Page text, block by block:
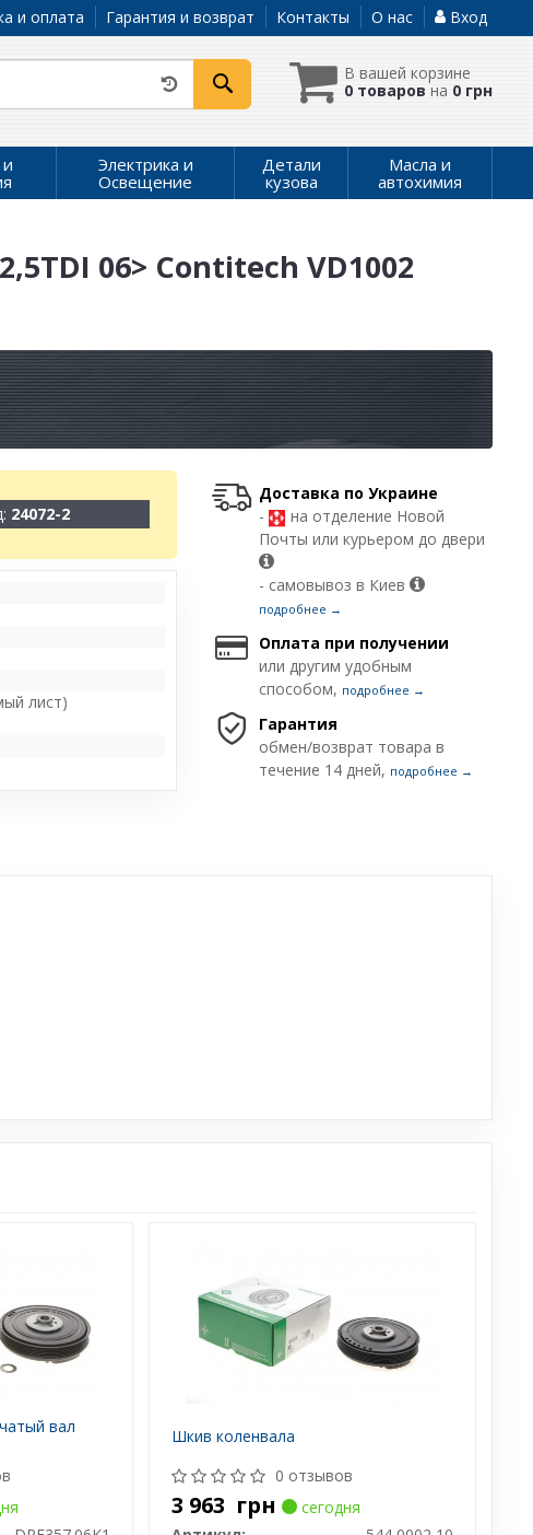
и оплата Гарантия и возврат Контакты О нас Вход
В вашей корзине
0 товаров на 0 грн
Электрика и
Освещение
Детали
кузова
Масла и
автохимия
06> Contitech VD1002
24072-2
лист)
Доставка по Украине
-
на отделение Новой
Почты или курьером до двери
- самовывоз в Киев
подробнее →
Оплата при получении
или другим удобным
способом, подробнее →
Гарантия
обмен/возврат товара в
течение 14 дней, подробнее →
вал
Шкив коленвала
0 отзывов
3 963 грн
сегодня